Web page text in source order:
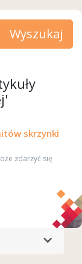
Wyszukaj
skrzynki
zdarzyć się